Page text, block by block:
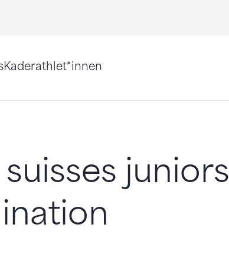
Kaderathlet*innen
juniors